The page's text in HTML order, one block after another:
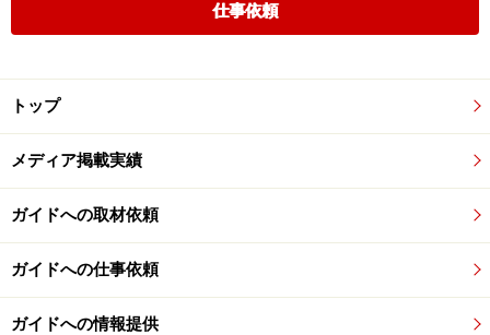
仕事依頼
トップ
メディア掲載実績
ガイドへの取材依頼
ガイドへの仕事依頼
ガイドへの情報提供